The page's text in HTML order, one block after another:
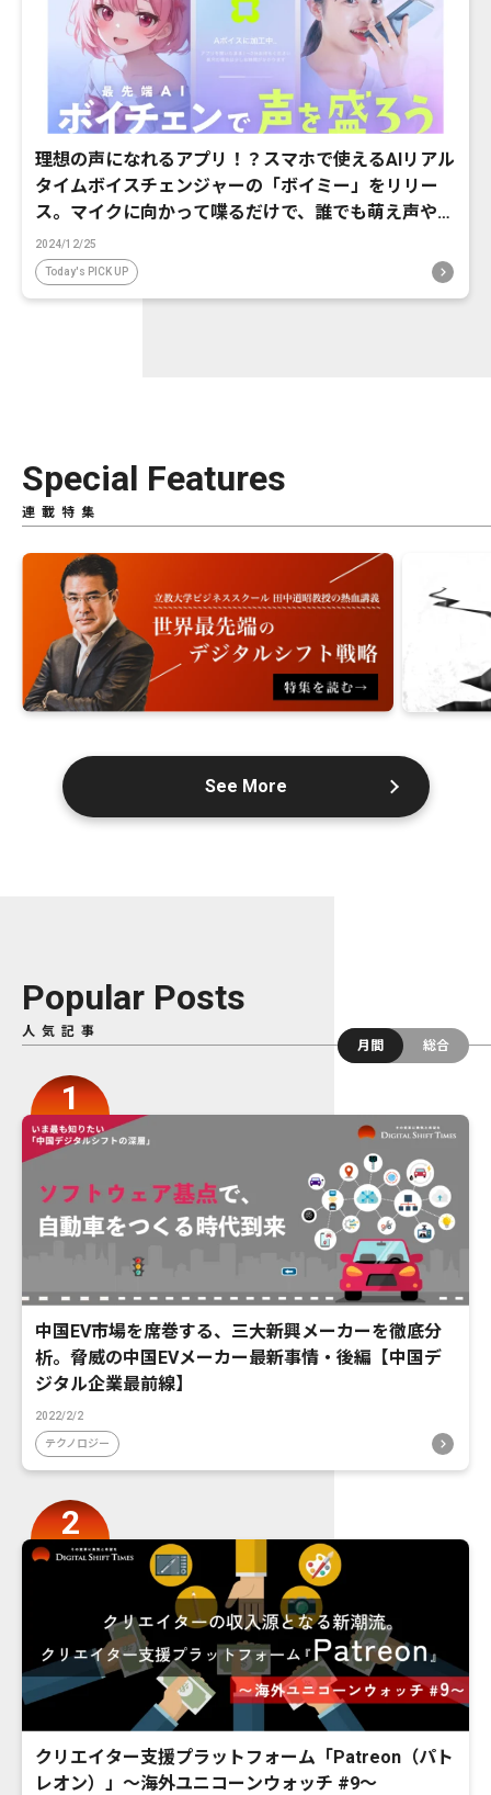
理想の声になれるアプリ！？スマホで使えるAIリアル
タイムボイスチェンジャーの「ボイミー」をリリー
ス。マイクに向かって喋るだけで、誰でも萌え声やイ
ケボ風に音声変換が可能に。
2024/12/25
Today's PICK UP
Special Features
連載特集
See More
Popular Posts
人気記事
月間
総合
中国EV市場を席巻する、三大新興メーカーを徹底分
析。脅威の中国EVメーカー最新事情・後編【中国デ
ジタル企業最前線】
2022/2/2
テクノロジー
クリエイター支援プラットフォーム「Patreon（パト
レオン）」〜海外ユニコーンウォッチ #9〜